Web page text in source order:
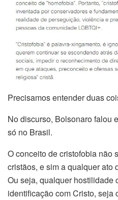
Precisamos entender duas
No discurso, Bolsonaro falou
só no Brasil.
O conceito de cristofobia não
cristãos, e sim a qualquer ato
Ou seja, qualquer hostilidade
identificação com Cristo, seja